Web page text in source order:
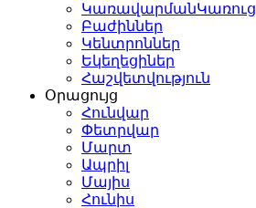
Բաժիններ
Կենտրոններ
Եկեղեցիներ
Հաշվետվություն
Օրացույց
Հունվար
Փետրվար
Մարտ
Ապրիլ
Մայիս
Հունիս